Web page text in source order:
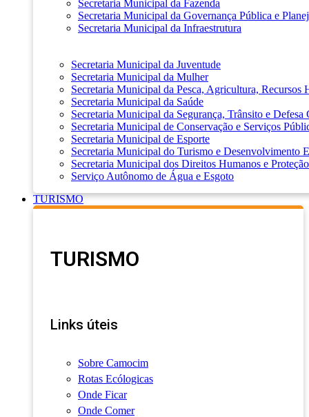
Secretaria Municipal da Fazenda
Secretaria Municipal da Governança Pública e
Secretaria Municipal da Infraestrutura
Secretaria Municipal da Juventude
Secretaria Municipal da Mulher
Secretaria Municipal da Pesca, Agricultura, Recursos
Secretaria Municipal da Saúde
Secretaria Municipal da Segurança, Trânsito e Defesa
Secretaria Municipal de Conservação e Serviços
Secretaria Municipal de Esporte
Secretaria Municipal do Turismo e Desenvolvimento
Secretaria Municipal dos Direitos Humanos e
Serviço Autônomo de Água e Esgoto
TURISMO
TURISMO
Links úteis
Sobre Camocim
Rotas Ecólogicas
Onde Ficar
Onde Comer